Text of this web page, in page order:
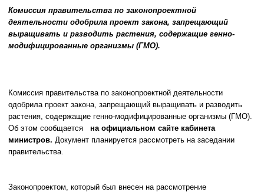
Комиссия правительства по законопроектной
деятельности одобрила проект закона, запрещающий
выращивать и разводить растения, содержащие генно-
модифицированные организмы (ГМО).
Комиссия правительства по законопроектной деятельности
одобрила проект закона, запрещающий выращивать и разводить
растения, содержащие генно-модифицированные организмы (ГМО).
Об этом сообщается на официальном сайте кабинета
министров. Документ планируется рассмотреть на заседании
правительства.
Законопроектом, который был внесен на рассмотрение